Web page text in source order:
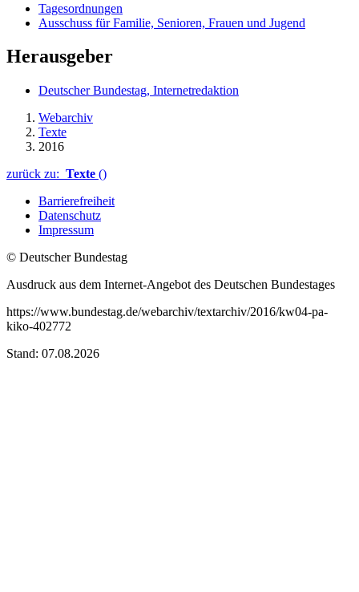
Tagesordnungen
Ausschuss für Familie, Senioren, Frauen und Jugend
Herausgeber
Deutscher Bundestag, Internetredaktion
Webarchiv
Texte
2016
zurück zu: Texte ()
Barrierefreiheit
Datenschutz
Impressum
© Deutscher Bundestag
Ausdruck aus dem Internet-Angebot des Deutschen Bundestages
https://www.bundestag.de/webarchiv/textarchiv/2016/kw04-pa-
kiko-402772
Stand: 07.08.2026